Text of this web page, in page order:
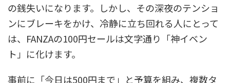
の銭失いになります。しかし、その深夜のテンショ
ンにブレーキをかけ、冷静に立ち回れる人にとって
は、FANZAの100円セールは文字通り「神イベン
ト」に化けます。
事前に「今日は500円まで」と予算を組み、複数タ